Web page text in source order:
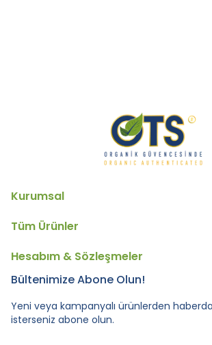
Kurumsal
Tüm Ürünler
Hesabım & Sözleşmeler
Bültenimize Abone Olun!
Yeni veya kampanyalı ürünlerden
isterseniz abone olun.